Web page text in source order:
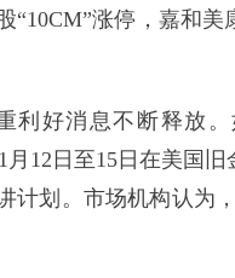
涨停，嘉和
消息不断释放。
1月12日至15日在美国
计划。市场机构认为